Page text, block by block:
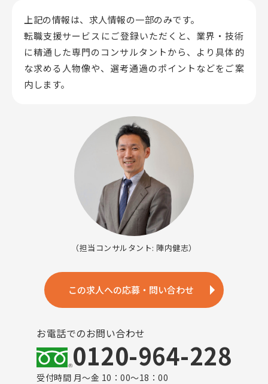
上記の情報は、求人情報の一部のみです。
転職支援サービスにご登録いただくと、業界・技術
に精通した専門のコンサルタントから、 より具体的
な求める人物像や、選考通過のポイントなどをご案
内します。
（担当コンサルタント: 陣内健志）
この求人への応募・問い合わせ
お電話でのお問い合わせ
0120-964-228
受付時間 月～金 10：00～18：00